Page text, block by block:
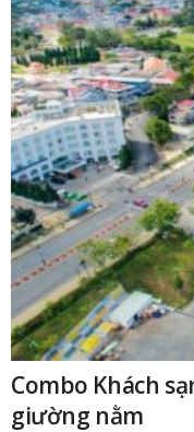
Combo Khách
giường nằm